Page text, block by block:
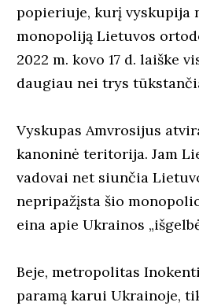
popieriuje, kurį vyskupija
monopoliją Lietuvos
2022 m. kovo 17 d. laiške
daugiau nei trys
Vyskupas Amvrosijus
kanoninė teritorija. Jam
vadovai net siunčia
nepripažįsta šio
eina apie Ukrainos
Beje, metropolitas
paramą karui Ukrainoje,